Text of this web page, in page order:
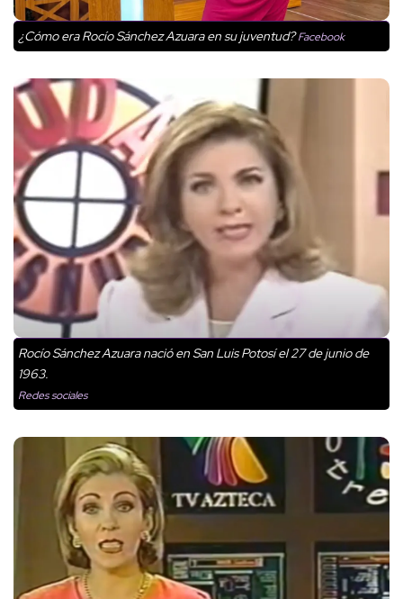
¿Cómo era Rocío Sánchez Azuara en su juventud?Facebook
Rocío Sánchez Azuara nació en San Luis Potosí el 27 de junio de
1963.
Redes sociales